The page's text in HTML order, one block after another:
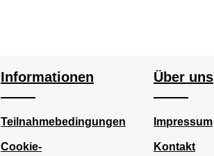
Informationen
Teilnahmebedingungen
Cookie-
Über uns
Impressum
Kontakt